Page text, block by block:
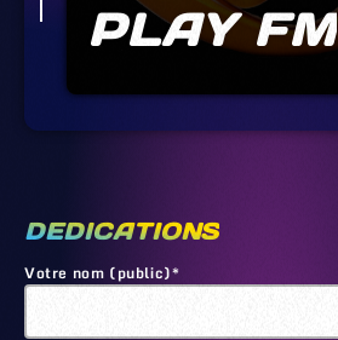
PLAY FM
DEDICATIONS
Votre nom (public)*